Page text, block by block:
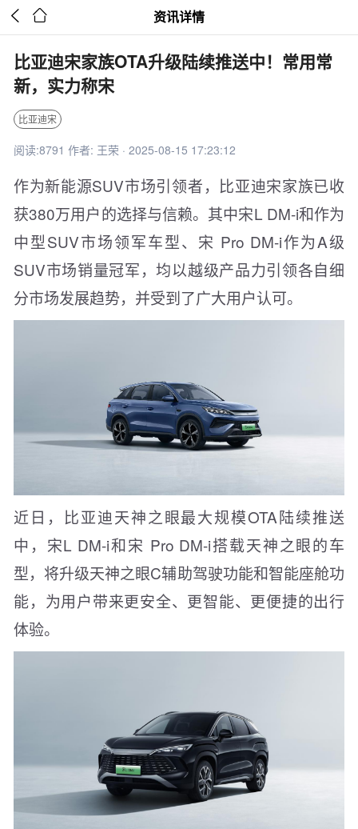
  资讯详情
比亚迪宋家族OTA升级陆续推送中！常用常
新，实力称宋
比亚迪宋
阅读:8791 作者: 王荣 · 2025-08-15 17:23:12
作为新能源SUV市场引领者，比亚迪宋家族已收
获380万用户的选择与信赖。其中宋L DM-i和作为
中型SUV市场领军车型、宋 Pro DM-i作为A级
SUV市场销量冠军，均以越级产品力引领各自细
分市场发展趋势，并受到了广大用户认可。
近日，比亚迪天神之眼最大规模OTA陆续推送
中，宋L DM-i和宋 Pro DM-i搭载天神之眼的车
型，将升级天神之眼C辅助驾驶功能和智能座舱功
能，为用户带来更安全、更智能、更便捷的出行
体验。